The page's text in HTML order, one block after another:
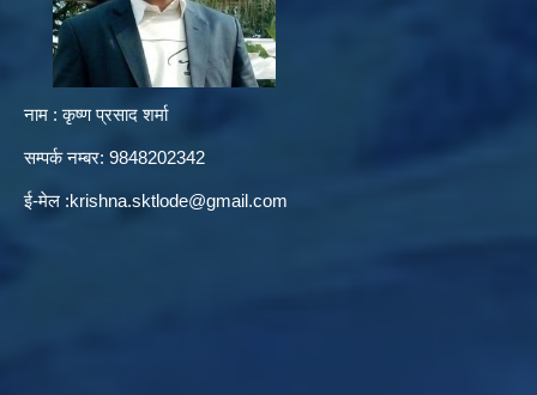
नाम : कृष्ण प्रसाद शर्मा
सम्पर्क नम्बर: 9848202342
ई-मेल :krishna.sktlode@gmail.com